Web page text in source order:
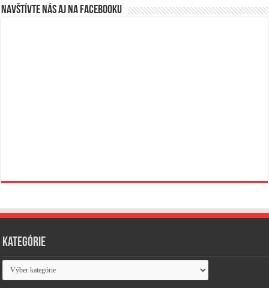
Navštívte nás aj na Facebooku
Kategórie
Kategórie